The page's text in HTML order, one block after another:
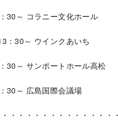
30～ コラニー文化ホール
：30～ ウインクあいち
30～ サンポートホール高松
30～ 広島国際会議場
・・・・・・・・・・・・・